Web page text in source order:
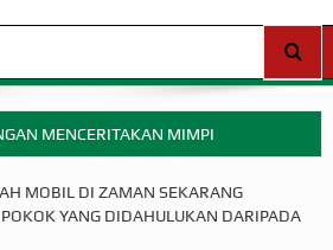
MENCERITAKAN MIMPI
MENJELANG PERANG BADAR
MOBIL DI ZAMAN SEKARANG
YANG DIDAHULUKAN DARIPADA